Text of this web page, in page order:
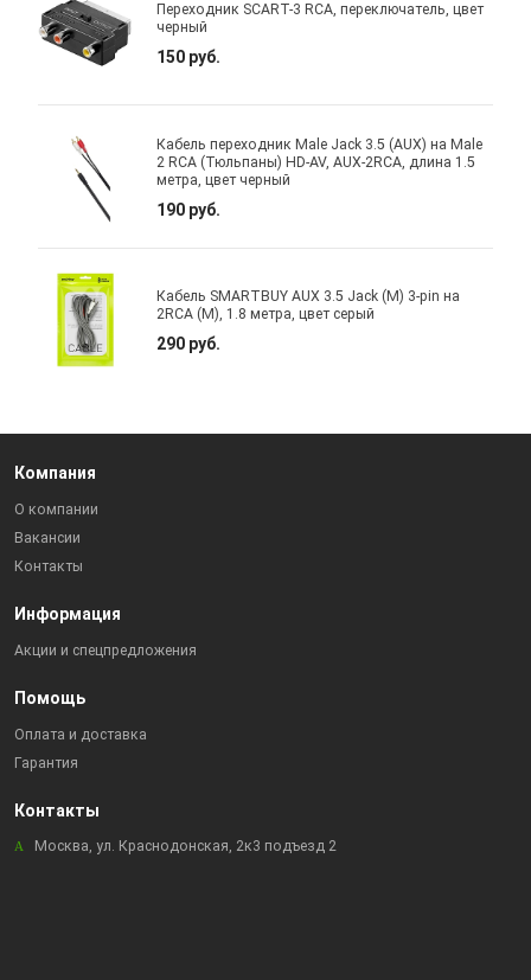
Переходник SCART-3 RCA, переключатель, цвет
черный
150 руб.
Кабель переходник Male Jack 3.5 (AUX) на Male
2 RCA (Тюльпаны) HD-AV, AUX-2RCA, длина 1.5
метра, цвет черный
190 руб.
Кабель SMARTBUY AUX 3.5 Jack (M) 3-pin на
2RCA (M), 1.8 метра, цвет серый
290 руб.
Компания
О компании
Вакансии
Контакты
Информация
Акции и спецпредложения
Помощь
Оплата и доставка
Гарантия
Контакты
Москва, ул. Краснодонская, 2к3 подъезд 2